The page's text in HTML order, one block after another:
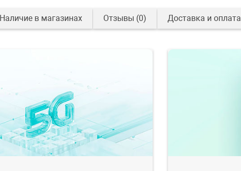
Наличие в магазинах Отзывы (0) Доставка и оплата